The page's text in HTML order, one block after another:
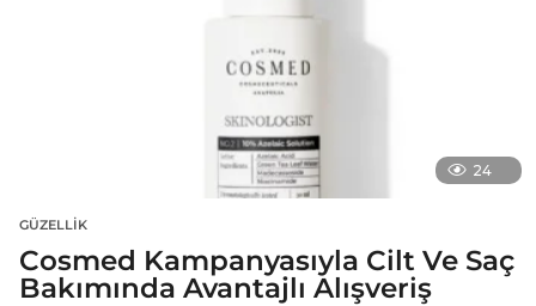
24
GÜZELLIK
Cosmed Kampanyasıyla Cilt Ve Saç
Bakımında Avantajlı Alışveriş